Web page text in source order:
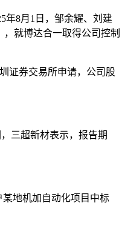
8月1日，邹余耀、刘建
就博达合一取得公司控制
证券交易所申请，公司股
三超新材表示，报告期
地机加自动化项目中标